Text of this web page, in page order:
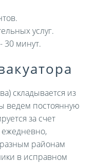
услуг.
30 минут.
складывается из
ведем постоянную
за счет
ежедневно,
районам
в исправном